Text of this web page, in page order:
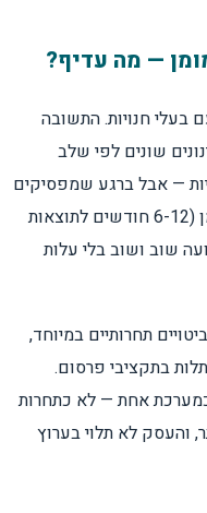
חנויות. התשובה
שונים לפי שלב
— אבל ברגע שמפסיקים
לשלם, הברז נסגר. SEO אורגני לוקח זמן (6-12 חודשים לתוצאות
שוב ושוב בלי עלות
תחרותיים במיוחד,
בתקציבי פרסום.
אחת — לא כתחרות
והעסק לא תלוי בערוץ